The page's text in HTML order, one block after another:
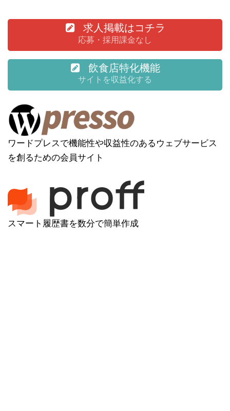
求人掲載はコチラ
応募・採用課金なし
飲食店特化機能
サイトを収益化する
ワードプレスで機能性や収益性のあるウェブサービス
を創るための会員サイト
スマート履歴書を数分で簡単作成